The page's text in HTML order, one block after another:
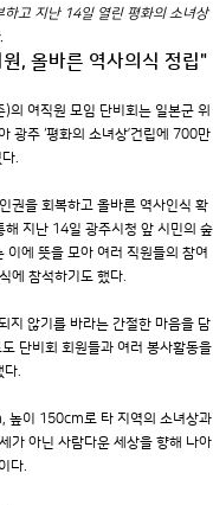
고 지난 14일 열린 평화의 소녀상
, 올바른 역사의식 정립"
의 여직원 모임 단비회는 일본군 위
광주 ‘평화의 소녀상’건립에 700만
.
권을 회복하고 올바른 역사인식 확
해 지난 14일 광주시청 앞 시민의 숲
에 뜻을 모아 여러 직원들의 참여
에 참석하기도 했다.
지 않기를 바라는 간절한 마음을 담
단비회 회원들과 여러 봉사활동을
다.
, 높이 150cm로 타 지역의 소녀상과
가 아닌 사람다운 세상을 향해 나아
다.